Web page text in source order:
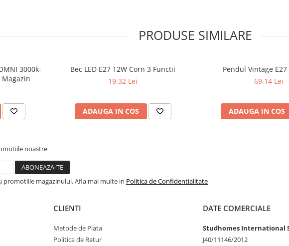
PRODUSE SIMILARE
3000k-
Bec LED E27 12W Corn 3 Functii
19,32 Lei
ADAUGA IN COS
Pendul Vintage E27
69,14 Lei
ADAUGA IN COS
noastre
promotiile magazinului. Afla mai multe in Politica de Confidentialitate
CLIENTI
Metode de Plata
Politica de Retur
DATE COMERCIALE
Studhomes International
J40/11146/2012